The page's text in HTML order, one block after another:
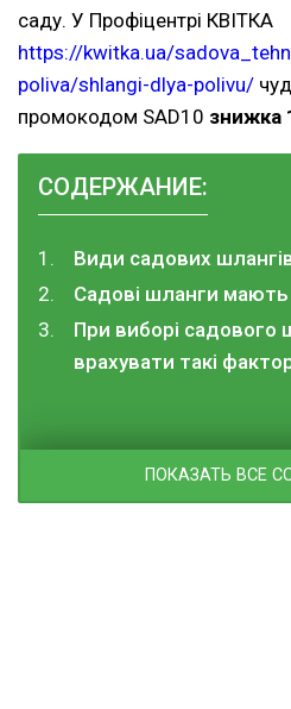
саду. У Профіцентрі КВІТКА
https://kwitka.ua/
poliva/shlangi-dlya-polivu/
промокодом SAD10 знижка
СОДЕРЖАНИЕ:
Види садових
Садові шланги
При виборі садового
врахувати такі
ПОКАЗАТЬ ВСЕ